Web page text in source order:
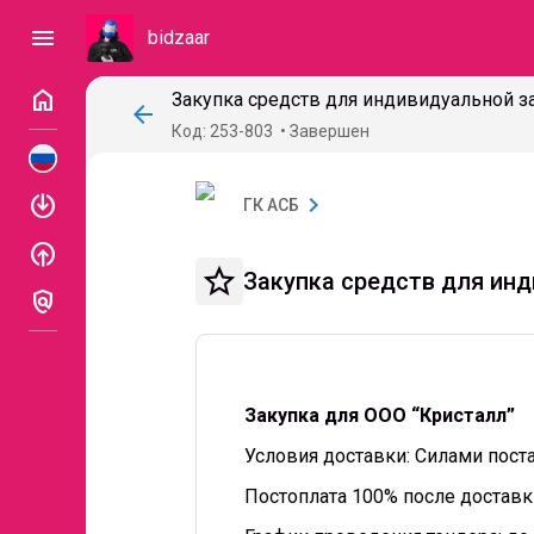
menu bidzaar
home
enable
enable
policy
arrow_back
Закупка средств для индивидуальной
Код: 253-803 Завершен
ГК АСБ chevron_right
star_border Закупка средств для
Закупка для ООО “Кристалл”
Условия доставки: Силами
Постоплата 100% после